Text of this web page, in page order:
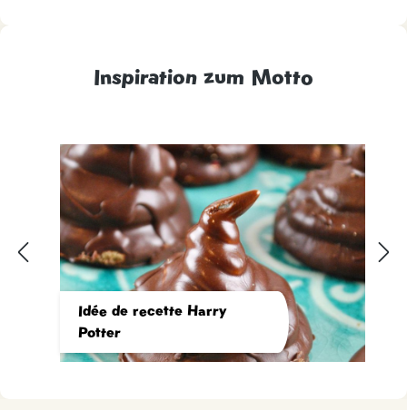
Inspiration zum Motto
Idée de recette Harry
Potter